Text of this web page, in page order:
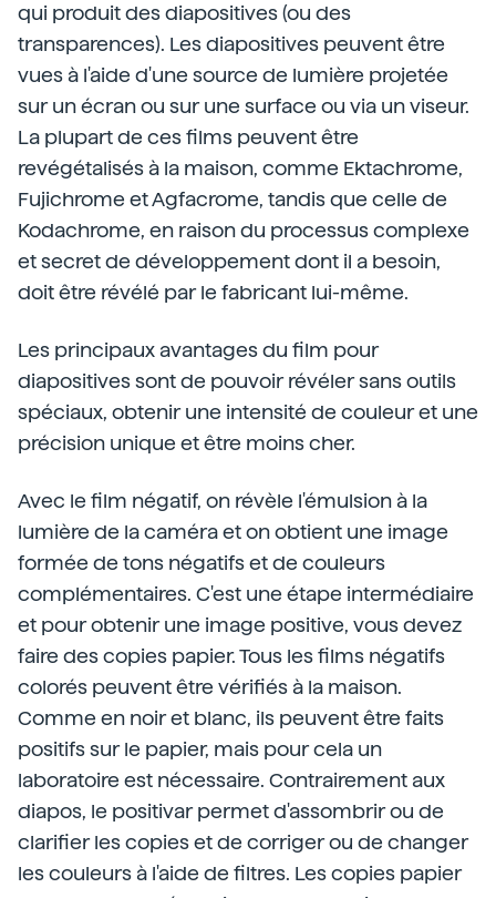
qui produit des diapositives (ou des
transparences). Les diapositives peuvent être
vues à l'aide d'une source de lumière projetée
sur un écran ou sur une surface ou via un viseur.
La plupart de ces films peuvent être
revégétalisés à la maison, comme Ektachrome,
Fujichrome et Agfacrome, tandis que celle de
Kodachrome, en raison du processus complexe
et secret de développement dont il a besoin,
doit être révélé par le fabricant lui-même.
Les principaux avantages du film pour
diapositives sont de pouvoir révéler sans outils
spéciaux, obtenir une intensité de couleur et une
précision unique et être moins cher.
Avec le film négatif, on révèle l'émulsion à la
lumière de la caméra et on obtient une image
formée de tons négatifs et de couleurs
complémentaires. C'est une étape intermédiaire
et pour obtenir une image positive, vous devez
faire des copies papier. Tous les films négatifs
colorés peuvent être vérifiés à la maison.
Comme en noir et blanc, ils peuvent être faits
positifs sur le papier, mais pour cela un
laboratoire est nécessaire. Contrairement aux
diapos, le positivar permet d'assombrir ou de
clarifier les copies et de corriger ou de changer
les couleurs à l'aide de filtres. Les copies papier